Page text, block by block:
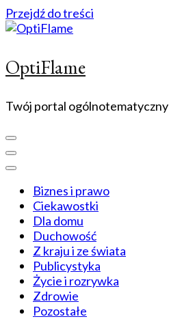
Przejdź do treści
OptiFlame
Twój portal ogólnotematyczny
Biznes i prawo
Ciekawostki
Dla domu
Duchowość
Z kraju i ze świata
Publicystyka
Życie i rozrywka
Zdrowie
Pozostałe